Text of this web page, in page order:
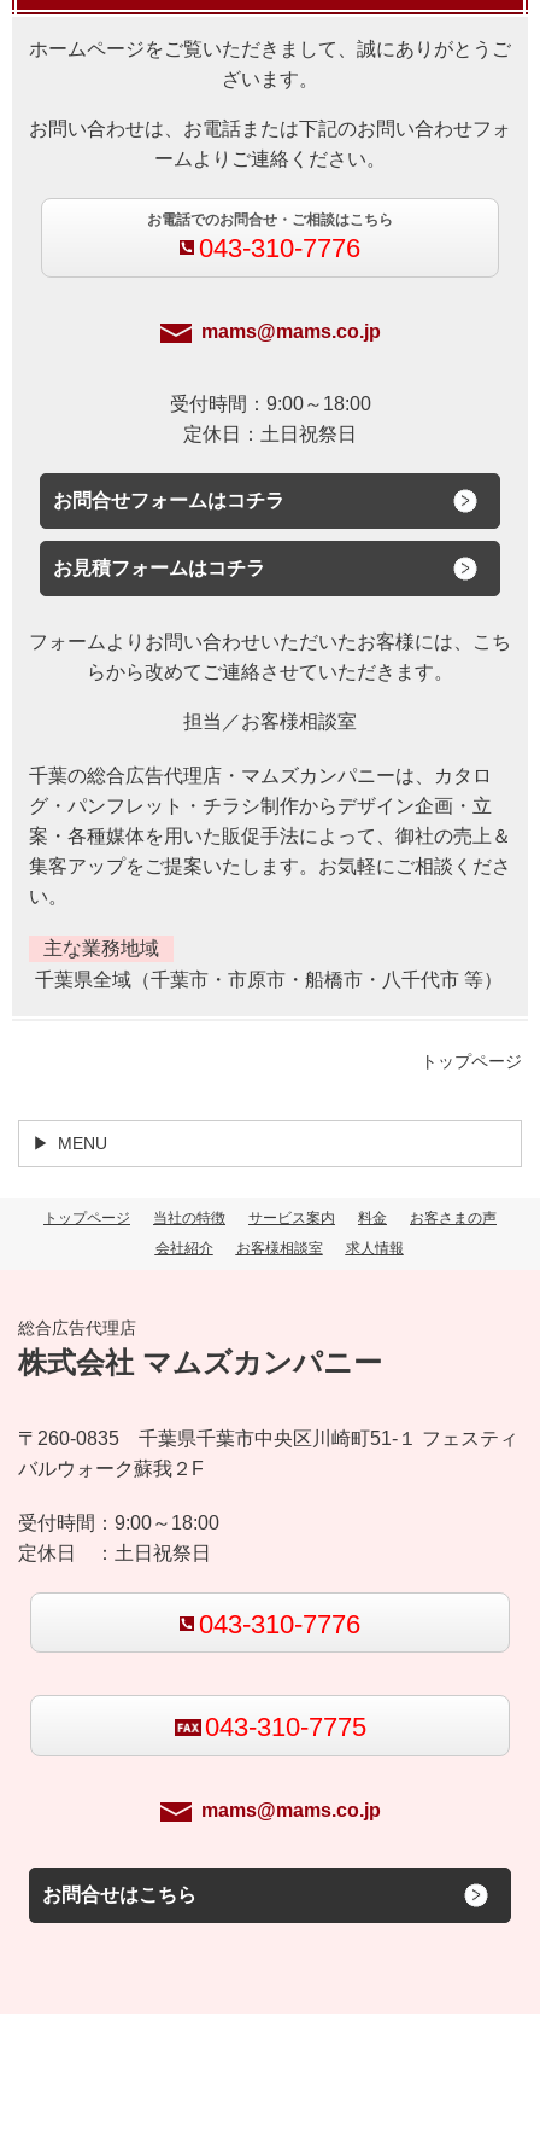
ホームページをご覧いただきまして、 誠にありがとうご
ざいます。
お問い合わせは、お電話または下記のお問い合わせフォ
ームよりご連絡ください。
お電話でのお問合せ・ご相談はこちら
043-310-7776
mams@mams.co.jp
受付時間：9:00～18:00
定休日：土日祝祭日
お問合せフォームはコチラ
お見積フォームはコチラ
フォームよりお問い合わせいただいたお客様には、
こち
らから改めてご連絡させていただきます。
担当／お客様相談室
千葉の総合広告代理店・マムズカンパニーは、カタロ
グ・パンフレット・チラシ制作からデザイン企画・立
案・各種媒体を用いた販促手法によって、御社の売上＆
集客アップをご提案いたします。お気軽にご相談くださ
い。
主な業務地域
千葉県全域（千葉市・市原市・船橋市・八千代市 等）
トップページ
MENU
トップページ 当社の特徴 サービス案内 料金
お客さまの声
会社紹介
お客様相談室 求人情報
総合広告代理店
株式会社 マムズカンパニー
〒260-0835 千葉県千葉市中央区川崎町51-１ フェスティ
バルウォーク蘇我２F
受付時間： 9:00～18:00
定休日 ： 土日祝祭日
043-310-7776
043-310-7775
mams@mams.co.jp
お問合せはこちら